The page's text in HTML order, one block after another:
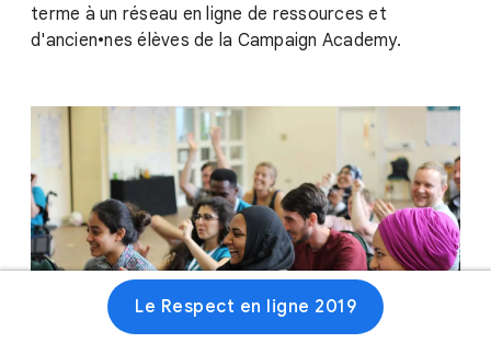
terme à un réseau en ligne de ressources et
d'ancien•nes élèves de la Campaign Academy.
Le Respect en ligne 2019